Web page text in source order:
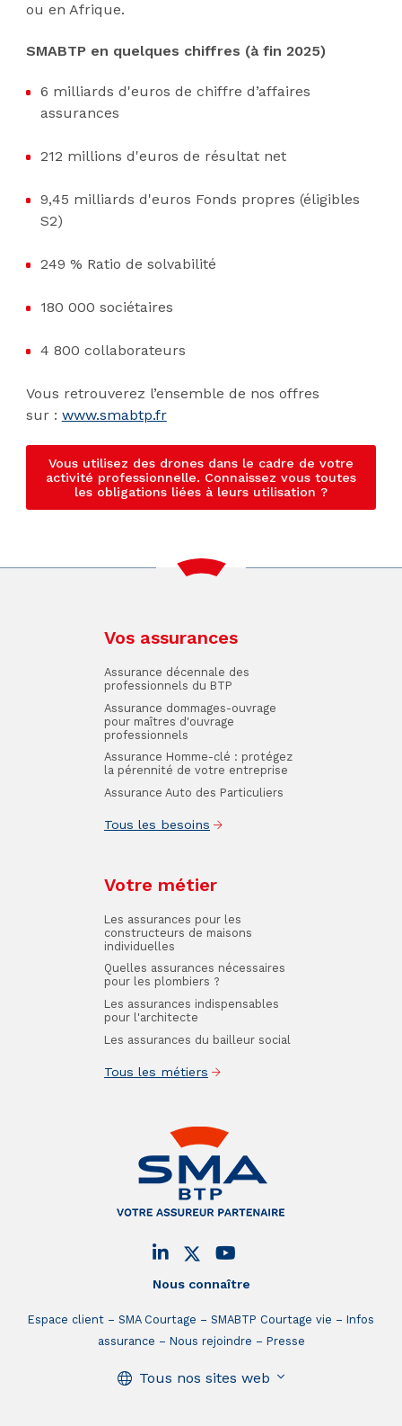
ou en Afrique.
SMABTP en quelques chiffres (à fin 2025)
6 milliards d'euros de chiffre d’affaires
assurances
212 millions d'euros de résultat net
9,45 milliards d'euros Fonds propres (éligibles
S2)
249 % Ratio de solvabilité
180 000 sociétaires
4 800 collaborateurs
Vous retrouverez l’ensemble de nos offres
sur : www.smabtp.fr
Vous utilisez des drones dans le cadre de votre
activité professionnelle. Connaissez vous toutes
les obligations liées à leurs utilisation ?
Nous connaître
Espace client SMA Courtage SMABTP Courtage vie
Infos
assurance
Nous rejoindre Presse
Tous nos sites web
Vos assurances
Assurance décennale des
professionnels du BTP
Assurance dommages-ouvrage
pour maîtres d'ouvrage
professionnels
Assurance Homme-clé : protégez
la pérennité de votre entreprise
Assurance Auto des Particuliers
Tous les besoins
Votre métier
Les assurances pour les
constructeurs de maisons
individuelles
Quelles assurances nécessaires
pour les plombiers ?
Les assurances indispensables
pour l'architecte
Les assurances du bailleur social
Tous les métiers